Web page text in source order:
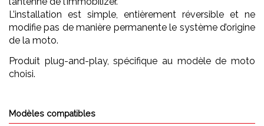
L’installation est simple, entièrement réversible et ne
modifie pas de manière permanente le système d’origine
de la moto.
Produit plug-and-play, spécifique au modèle de moto
choisi.
Modèles compatibles